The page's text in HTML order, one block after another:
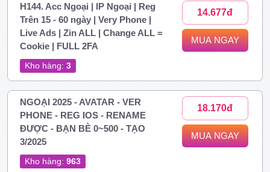
H144. Acc Ngoại | IP Ngoại | Reg
Trên 15 - 60 ngày | Very Phone |
Live Ads | Zin ALL | Change ALL =
Cookie | FULL 2FA
Kho hàng: 3
14.677đ
MUA NGAY
NGOẠI 2025 - AVATAR - VER
PHONE - REG IOS - RENAME
ĐƯỢC - BẠN BÈ 0~500 - TẠO
3/2025
Kho hàng: 963
18.170đ
MUA NGAY